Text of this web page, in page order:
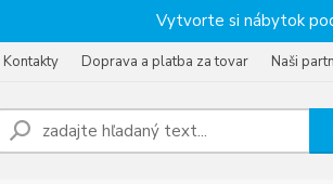
Vytvorte si nábytok
Kontakty Doprava a platba za tovar Naši